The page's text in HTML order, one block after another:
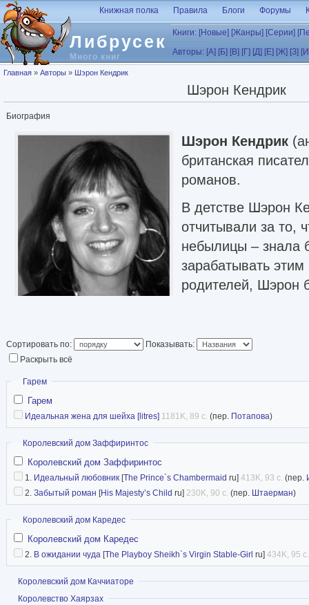
Перейти к основному содержанию
Либрусек
Много книг
Книжная полка Правила Блоги Форумы
Книги: [Новые] [Жанры] [Серии]
Авторы: [А] [Б] [В] [Г] [Д] [Е] [Ж] [З]
Вы здесь
Главная » Авторы » Шэрон Кендрик
Шэрон Кендрик
Биография
Шэрон Кендрик
британская
романов.
В детстве Шэрон
отчитывали за то,
небылицы – знала
зарабатывать
родителей, Шэрон
Потом она
и, наконец, няней. Подрабатывала
также в скорой помощи в Австралии. Шерон
удивительных мест и нигде не могла
чувствовала себя не на своем месте, пока
и тогда все стало на свои места. Она
которой пришлась впору хрустальная
лучшая работа в мире – писать любовные
«Harlequin Enterprises Limited». В ее
неизменно сама любовь. Романы Шэрон
могут смеяться, радоваться и плакать
очень широкий круг интересов: шоколад и
пенные ванны, кино, кулинария… Она
простые радости являются важной частью
Сортировать по:
Показывать:
Раскрыть всё
Скрыть
Гарем
Гарем
Идеальная жена для шейха [litres] 1181K, 89 с. (пер. Потапова)
Скрыть
Королевский дом Заффиринтос
Королевский дом Заффиринтос
1. Идеальный любовник [The Prince`s Chambermaid ru] 413K, 93 с. (пер.
2. Забытый роман [His Majesty’s Child ru] 230K, 90 с. (пер. Штаерман)
Скрыть
Королевский дом Каредес
Королевский дом Каредес
2. В ожидании чуда [The Playboy Sheikh`s Virgin Stable-Girl ru] 434K, 95 с.
Показать
Королевский дом Каччиаторе
Показать
Королевство Хаярзах